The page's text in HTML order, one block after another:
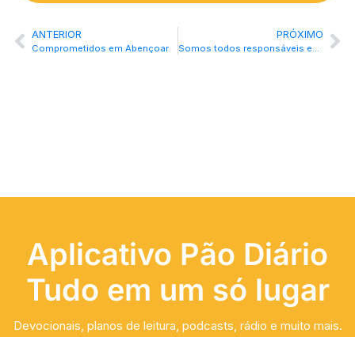
ANTERIOR
Comprometidos em Abençoar
PRÓXIMO
Somos todos responsáveis em levar a Palavra de Deus
Aplicativo Pão Diário
Tudo em um só lugar
Devocionais, planos de leitura, podcasts, rádio e muito mais.